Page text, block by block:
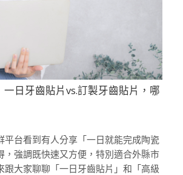
日牙齒貼片vs.訂製牙齒貼片，哪
平台看到有人分享「一日就能完成陶瓷
，強調既快速又方便，特別適合外縣市
跟大家聊聊「一日牙齒貼片」和「高級